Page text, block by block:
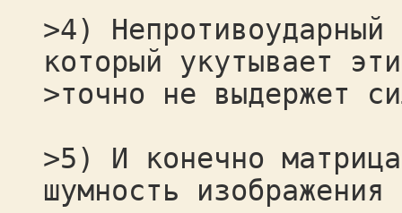
>4)
который укутывает
>точно не выдержет
>5) И конечно
шумность изображения